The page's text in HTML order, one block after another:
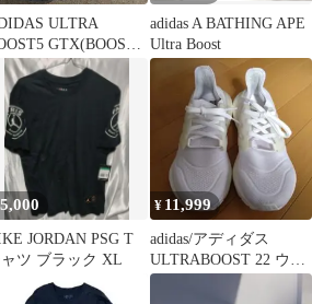
ULTRA
GTX(BOOST
adidas A BATHING APE
Ultra Boost
5,000
JORDAN PSG T
ツ ブラック XL
¥ 11,999
adidas/アディダス
ULTRABOOST 22 ウル
トラブースト 24cm